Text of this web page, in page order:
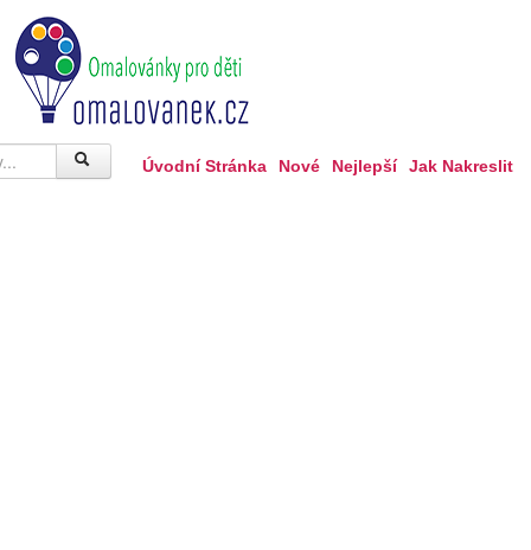
Úvodní Stránka Nové Nejlepší Jak Nakreslit